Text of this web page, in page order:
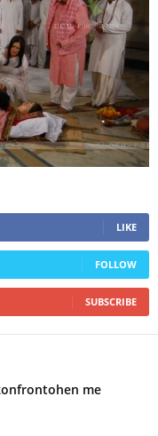
LIKE
FOLLOW
SUBSCRIBE
me